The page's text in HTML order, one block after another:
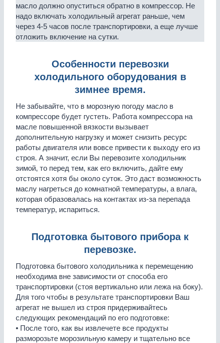
масло должно опуститься обратно в компрессор. Не
надо включать холодильный агрегат раньше, чем
через 4-5 часов после транспортировки, а еще лучше
отложить включение на сутки.
Особенности перевозки
холодильного оборудования в
зимнее время.
Не забывайте, что в морозную погоду масло в
компрессоре будет густеть. Работа компрессора на
масле повышенной вязкости вызывает
дополнительную нагрузку и может снизить ресурс
работы двигателя или вовсе привести к выходу его из
строя. А значит, если Вы перевозите холодильник
зимой, то перед тем, как его включить, дайте ему
отстоятся хотя бы около суток. Это даст возможность
маслу нагреться до комнатной температуры, а влага,
которая образовалась на контактах из-за перепада
температур, испариться.
Подготовка бытового прибора к
перевозке.
Подготовка бытового холодильника к перемещению
необходима вне зависимости от способа его
транспортировки (стоя вертикально или лежа на боку).
Для того чтобы в результате транспортировки Ваш
агрегат не вышел из строя придерживайтесь
следующих рекомендаций по его подготовке:
• После того, как вы извлечете все продукты
разморозьте морозильную камеру и тщательно все